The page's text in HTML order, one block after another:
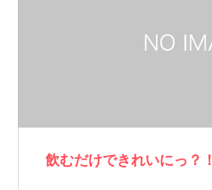
飲むだけできれいにっ？！